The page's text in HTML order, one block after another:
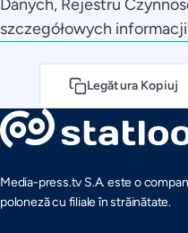
Danych, Rejestru
szczegółowych
Legătura Kopiuj
Media-press.tv S.A. este o
poloneză cu filiale în străinătate.